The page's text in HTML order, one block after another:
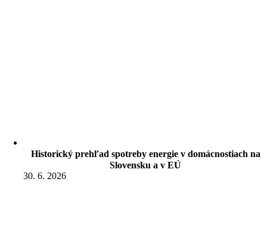
Historický prehľad spotreby energie v domácnostiach na
Slovensku a v EÚ
30. 6. 2026